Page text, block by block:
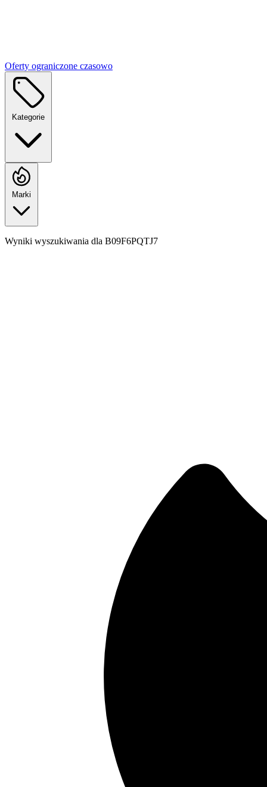
Oferty ograniczone czasowo
Kategorie
Marki
Wyniki wyszukiwania dla B09F6PQTJ7